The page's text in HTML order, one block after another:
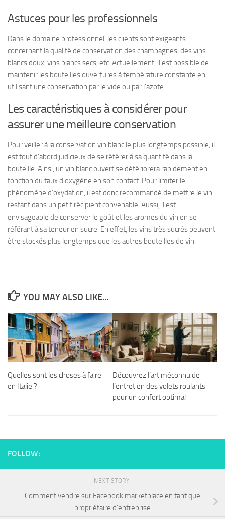
Astuces pour les professionnels
Dans le domaine professionnel, les clients sont exigeants
concernant la qualité de conservation des champagnes, desvins
blancs doux, vins blancs secs, etc. Actuellement, il est possible de
maintenir les bouteilles ouvertures à température constante en
utilisant une conservation par le vide ou par l’azote.
Les caractéristiques à considérer pour
assurer une meilleure conservation
Pour veiller à laconservation vin blanc le plus longtemps possible, il
est tout d’abord judicieux de se référer à sa quantité dans la
bouteille. Ainsi, un vin blanc ouvert se détériorera rapidement en
fonction du taux d’oxygène en son contact. Pour limiter le
phénomène d’oxydation, il est donc recommandé de mettre le vin
restant dans un petit récipient convenable. Aussi, il est
envisageable de conserver le goût et les aromes du vin en se
référant à sa teneur en sucre. En effet, les vins trèssucrés peuvent
être stockés plus longtemps que les autres bouteilles de vin.
YOU MAY ALSO LIKE...
Quelles sont les choses à faire
en Italie ?
Découvrez l’art méconnu de
l’entretien des volets roulants
pour un confort optimal
FOLLOW:
NEXT STORY
Comment vendre sur Facebook marketplace en tant que
propriétaire d’entreprise